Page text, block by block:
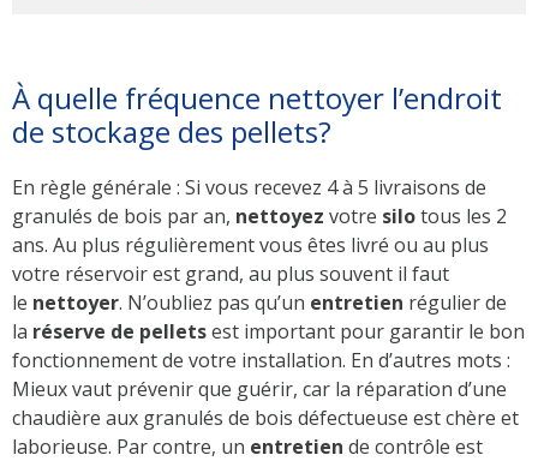
À quelle fréquence nettoyer l’endroit
de stockage des pellets?
En règle générale : Si vous recevez 4 à 5 livraisons de
granulés de bois par an, nettoyez votre silotous les 2
ans. Au plus régulièrement vous êtes livré ou au plus
votre réservoir est grand, au plus souvent il faut
le nettoyer. N’oubliez pas qu’un entretien régulier de
la réserve de pelletsest important pour garantir le bon
fonctionnement de votre installation. En d’autres mots :
Mieux vaut prévenir que guérir, car la réparation d’une
chaudière aux granulés de bois défectueuse est chère et
laborieuse. Par contre, un entretien de contrôle est